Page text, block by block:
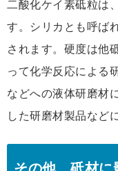
二酸化ケイ素砥粒は
す。シリカとも呼ば
されます。硬度は他
って化学反応による
などへの液体研磨材
した研磨材製品など